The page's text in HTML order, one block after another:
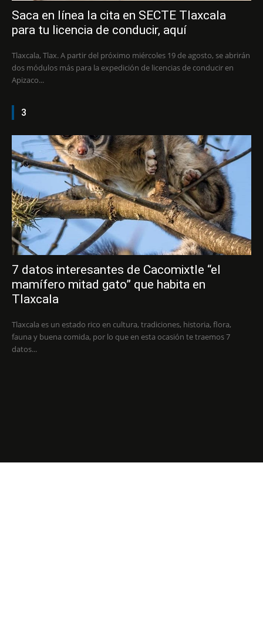
Saca en línea la cita en SECTE Tlaxcala
para tu licencia de conducir, aquí
Tlaxcala, Tlax. A partir del próximo miércoles 19 de agosto, se abrirán
dos módulos más para la expedición de licencias de conducir en
Apizaco...
3
7 datos interesantes de Cacomixtle “el
mamífero mitad gato” que habita en
Tlaxcala
Tlaxcala es un estado rico en cultura, tradiciones, historia, flora,
fauna y buena comida, por lo que en esta ocasión te traemos 7
datos...